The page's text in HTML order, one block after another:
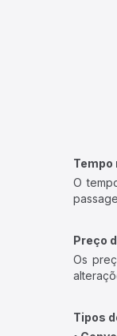
Tempo
O
Preço
Os
Tipos